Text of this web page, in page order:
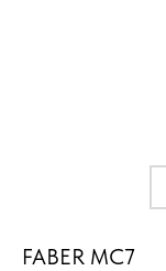
FABER MC7